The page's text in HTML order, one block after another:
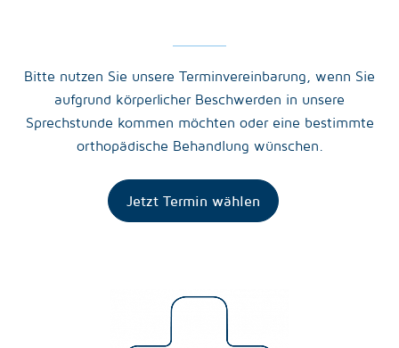
Bitte nutzen Sie unsere Terminvereinbarung, wenn Sie
aufgrund körperlicher Beschwerden in unsere
Sprechstunde kommen möchten oder eine bestimmte
orthopädische Behandlung wünschen.
Jetzt Termin wählen